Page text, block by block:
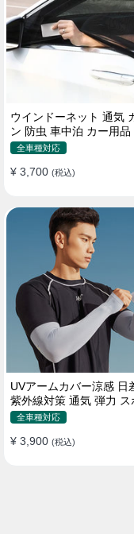
ウインドーネット 通気
ン 防虫 車中泊 カー用品
取付簡単
全車種対応
¥ 3,700 (税込)
UVアームカバー涼感 日
紫外線対策 通気 弾力 ス
感 メンズ
全車種対応
¥ 3,900 (税込)